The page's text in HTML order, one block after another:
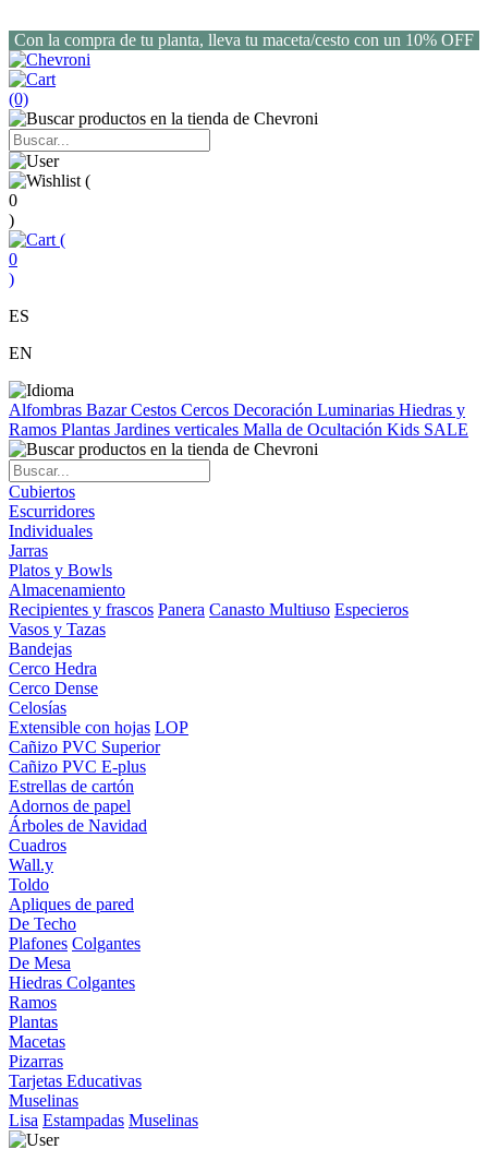
Con la compra de tu planta, lleva tu maceta/cesto con un 10% OFF
(0)
(
0
)
(
0
)
ES
EN
Alfombras BazarCestos Cercos Decoración Luminarias Hiedras y
Ramos Plantas Jardines verticales Malla de Ocultación Kids SALE
Cubiertos
Escurridores
Individuales
Jarras
Platos y Bowls
Almacenamiento
Recipientes y frascos Panera Canasto Multiuso Especieros
Vasos y Tazas
Bandejas
Cerco Hedra
Cerco Dense
Celosías
Extensible con hojas LOP
Cañizo PVC Superior
Cañizo PVC E-plus
Estrellas de cartón
Adornos de papel
Árboles de Navidad
Cuadros
Wall.y
Toldo
Apliques de pared
De Techo
Plafones Colgantes
De Mesa
Hiedras Colgantes
Ramos
Plantas
Macetas
Pizarras
Tarjetas Educativas
Muselinas
Lisa Estampadas Muselinas